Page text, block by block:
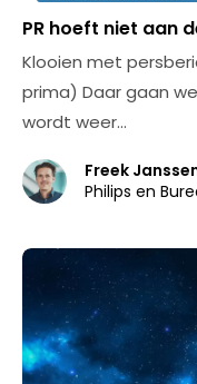
PR hoeft niet aan
Klooien met
prima) Daar gaan
wordt weer…
Freek
Philips en